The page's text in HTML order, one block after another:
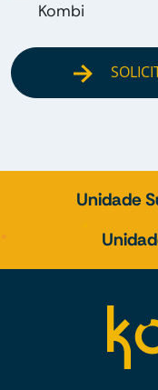
Kombi
Unidade